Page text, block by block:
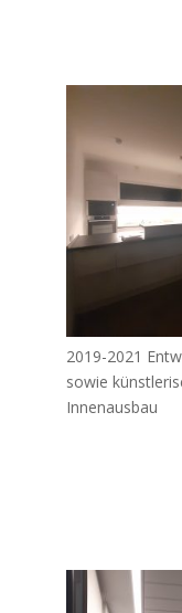
2019-2021
sowie
Innenausbau